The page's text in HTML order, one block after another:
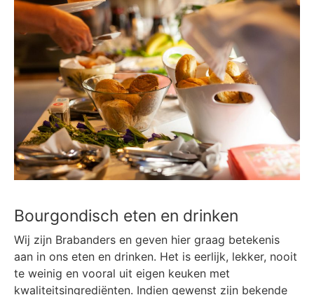
Bourgondisch eten en drinken
Wij zijn Brabanders en geven hier graag betekenis
aan in ons eten en drinken. Het is eerlijk, lekker, nooit
te weinig en vooral uit eigen keuken met
kwaliteitsingrediënten. Indien gewenst zijn bekende